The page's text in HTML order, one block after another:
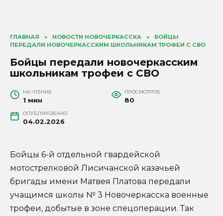
ГЛАВНАЯ » НОВОСТИ НОВОЧЕРКАССКА »
БОЙЦЫ
ПЕРЕДАЛИ НОВОЧЕРКАССКИМ ШКОЛЬНИКАМ ТРОФЕИ С СВО
Бойцы передали новочеркасским
школьникам трофеи с СВО
НА ЧТЕНИЕ
1 мин
ПРОСМОТРОВ
80
ОПУБЛИКОВАНО
04.02.2026
Бойцы 6-й отдельной гвардейской
мотострелковой Лисичанской казачьей
бригады имени Матвея Платова передали
учащимся школы № 3 Новочеркасска военные
трофеи, добытые в зоне спецоперации. Так